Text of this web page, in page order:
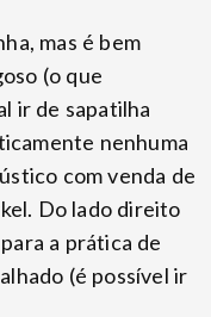
mas é bem
(o que
ir de sapatilha
nenhuma
com venda de
Do lado direito
a prática de
(é possível ir